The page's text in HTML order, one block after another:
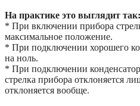
На практике это выглядит так:
* При включении прибора
максимальное положение.
* При подключении хорошего
на ноль.
* При подключении
стрелка прибора отклоняется
отклоняется вообще.